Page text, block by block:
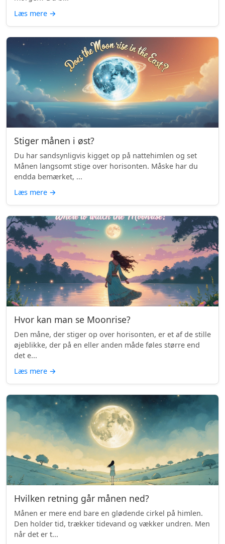
Læs mere →
Stiger månen i øst?
Du har sandsynligvis kigget op på nattehimlen og set
Månen langsomt stige over horisonten. Måske har du
endda bemærket, ...
Læs mere →
Hvor kan man se Moonrise?
Den måne, der stiger op over horisonten, er et af de stille
øjeblikke, der på en eller anden måde føles større end
det e...
Læs mere →
Hvilken retning går månen ned?
Månen er mere end bare en glødende cirkel på himlen.
Den holder tid, trækker tidevand og vækker undren. Men
når det er t...